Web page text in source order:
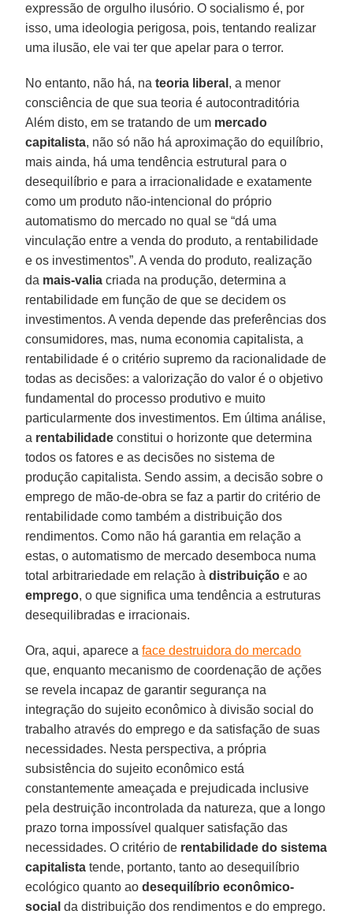
expressão de orgulho ilusório. O socialismo é, por
isso, uma ideologia perigosa, pois, tentando realizar
uma ilusão, ele vai ter que apelar para o terror.
No entanto, não há, nateoria liberal , a menor
consciência de que sua teoria é autocontraditória
Além disto, em se tratando de um mercado
capitalista, não só não há aproximação do equilíbrio,
mais ainda, há uma tendência estrutural para o
desequilíbrio e para a irracionalidade e exatamente
como um produto não-intencional do próprio
automatismo do mercado no qual se “dá uma
vinculação entre a venda do produto, a rentabilidade
e os investimentos”. A venda do produto, realização
da mais-valia criada na produção, determina a
rentabilidade em função de que se decidem os
investimentos. A venda depende das preferências dos
consumidores, mas, numa economia capitalista, a
rentabilidade é o critério supremo da racionalidade de
todas as decisões: a valorização do valor é o objetivo
fundamental do processo produtivo e muito
particularmente dos investimentos. Em última análise,
a rentabilidade constitui o horizonte que determina
todos os fatores e as decisões no sistema de
produção capitalista. Sendo assim, a decisão sobre o
emprego de mão-de-obra se faz a partir do critério de
rentabilidade como também a distribuição dos
rendimentos. Como não há garantia em relação a
estas, o automatismo de mercado desemboca numa
total arbitrariedade em relação àdistribuição e ao
emprego, o que significa uma tendência a estruturas
desequilibradas e irracionais.
Ora, aqui, aparece aface destruidora do mercado
que, enquanto mecanismo de coordenação de ações
se revela incapaz de garantir segurança na
integração do sujeito econômico à divisão social do
trabalho através do emprego e da satisfação de suas
necessidades. Nesta perspectiva, a própria
subsistência do sujeito econômico está
constantemente ameaçada e prejudicada inclusive
pela destruição incontrolada da natureza, que a longo
prazo torna impossível qualquer satisfação das
necessidades. O critério de rentabilidade do sistema
capitalista tende, portanto, tanto ao desequilíbrio
ecológico quanto aodesequilíbrio econômico-
social da distribuição dos rendimentos e do emprego.